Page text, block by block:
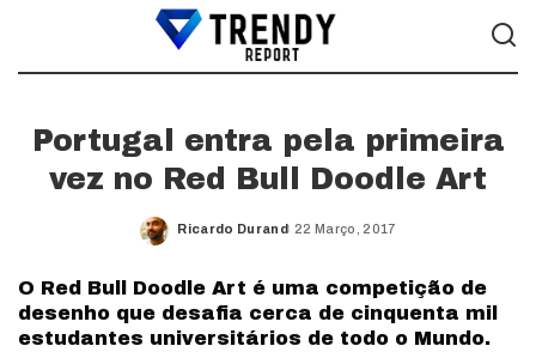
Portugal entra pela primeira
vez no Red Bull Doodle Art
Posted
Ricardo Durand 22 Março, 2017
O Red Bull Doodle Art é uma competição de
desenho que desafia cerca de cinquenta mil
estudantes universitários de todo o Mundo.